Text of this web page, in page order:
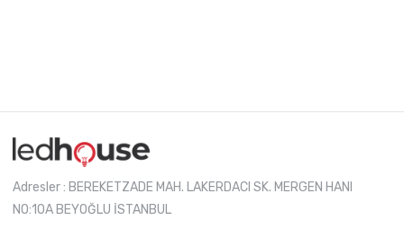
Adresler : BEREKETZADE MAH. LAKERDACI SK. MERGEN HANI
NO:10A BEYOĞLU İSTANBUL